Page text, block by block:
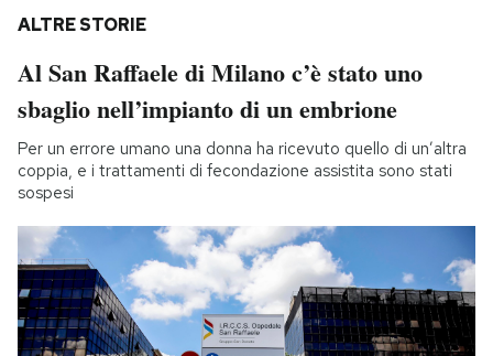
ALTRE STORIE
Al San Raffaele di Milano c’è stato uno
sbaglio nell’impianto di un embrione
Per un errore umano una donna ha ricevuto quello di un’altra
coppia, e i trattamenti di fecondazione assistita sono stati
sospesi